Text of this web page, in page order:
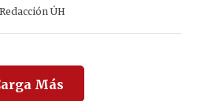
Redacción ÚH
Más